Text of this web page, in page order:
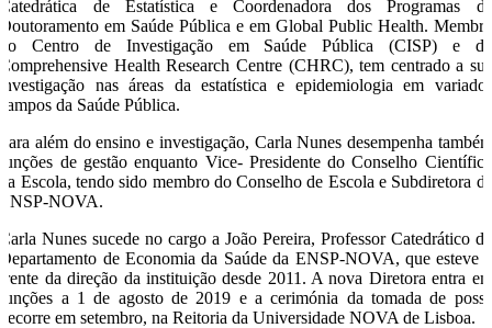
Catedrática de Estatística e Coordenadora dos Programas de
Doutoramento em Saúde Pública e em Global Public Health. Membro
do Centro de Investigação em Saúde Pública (CISP) e do
Comprehensive Health Research Centre (CHRC), tem centrado a sua
investigação nas áreas da estatística e epidemiologia em variados
campos da Saúde Pública.
Para além do ensino e investigação, Carla Nunes desempenha também
funções de gestão enquanto Vice- Presidente do Conselho Científico
da Escola, tendo sido membro do Conselho de Escola e Subdiretora da
ENSP-NOVA.
Carla Nunes sucede no cargo a João Pereira, Professor Catedrático do
Departamento de Economia da Saúde da ENSP-NOVA, que esteve à
frente da direção da instituição desde 2011. A nova Diretora entra em
funções a 1 de agosto de 2019 e a cerimónia da tomada de posse
decorre em setembro, na Reitoria da Universidade NOVA de Lisboa.